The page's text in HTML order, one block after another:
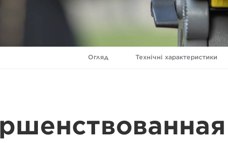
Огляд Технічні характеристики